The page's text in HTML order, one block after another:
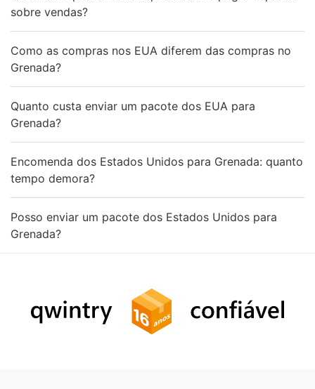
sobre vendas?
Como as compras nos EUA diferem das compras no
Grenada?
Quanto custa enviar um pacote dos EUA para
Grenada?
Encomenda dos Estados Unidos para Grenada: quanto
tempo demora?
Posso enviar um pacote dos Estados Unidos para
Grenada?